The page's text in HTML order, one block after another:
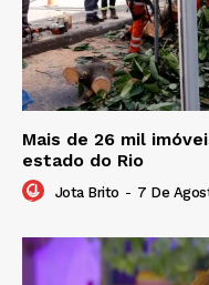
Mais de 26 mil
estado do Rio
Jota Brito - 7 De